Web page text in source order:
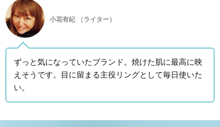
小花有紀 （ライター）
ずっと気になっていたブランド。焼けた肌に最高に映
えそうです。目に留まる主役リングとして毎日使いた
い。